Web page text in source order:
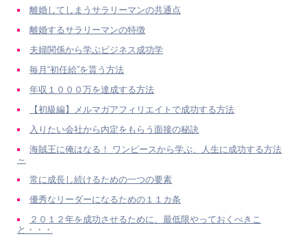
離婚してしまうサラリーマンの共通点
離婚するサラリーマンの特徴
夫婦関係から学ぶビジネス成功学
毎月“初任給”を貰う方法
年収１０００万を達成する方法
【初級編】メルマガアフィリエイトで成功する方法
入りたい会社から内定をもらう面接の秘訣
海賊王に俺はなる！ ワンピースから学ぶ、人生に成功する方法
～
常に成長し続けるための一つの要素
優秀なリーダーになるための１１カ条
２０１２年を成功させるために、最低限やっておくべきこ
と・・・